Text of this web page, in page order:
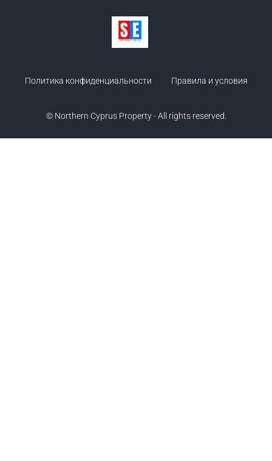
Политика конфиденциальности Правила и условия
© Northern Cyprus Property - All rights reserved.